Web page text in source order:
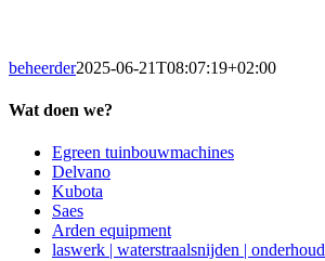
beheerder2025-06-21T08:07:19+02:00
Wat doen we?
Egreen tuinbouwmachines
Delvano
Kubota
Saes
Arden equipment
laswerk | waterstraalsnijden | onderhoud